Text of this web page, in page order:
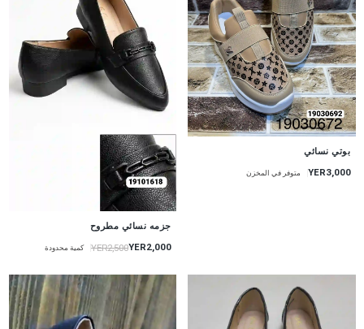
بوتي نسائي
YER3,000 متوفر في المخزن
جزمه نسائي مطروح
YER2,000
YER2,500 كمية محدودة